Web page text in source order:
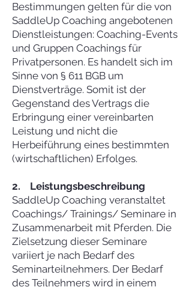
Bestimmungen gelten für die von
SaddleUp Coaching angebotenen
Dienstleistungen: Coaching-Events
und Gruppen Coachings für
Privatpersonen. Es handelt sich im
Sinne von § 611 BGB um
Dienstverträge. Somit ist der
Gegenstand des Vertrags die
Erbringung einer vereinbarten
Leistung und nicht die
Herbeiführung eines bestimmten
(wirtschaftlichen) Erfolges.
2. Leistungsbeschreibung
SaddleUp Coaching veranstaltet
Coachings/ Trainings/ Seminare in
Zusammenarbeit mit Pferden. Die
Zielsetzung dieser Seminare
variiert je nach Bedarf des
Seminarteilnehmers. Der Bedarf
des Teilnehmers wird in einem